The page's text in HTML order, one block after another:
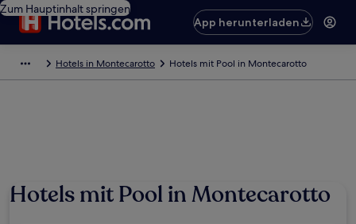
Zum Hauptinhalt springen
App herunterladen
Hotels in Montecarotto Hotels mit Pool in Montecarotto
Hotels mit Pool in Montecarotto